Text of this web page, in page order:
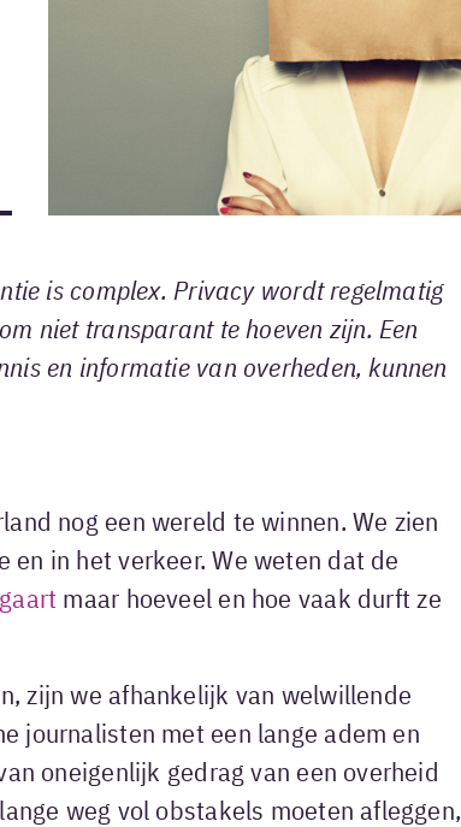
is complex. Privacy wordt regelmatig
niet transparant te hoeven zijn. Een
en informatie van overheden, kunnen
nog een wereld te winnen. We zien
en in het verkeer. We weten dat de
maar hoeveel en hoe vaak durft ze
zijn we afhankelijk van welwillende
journalisten met een lange adem en
oneigenlijk gedrag van een overheid
weg vol obstakels moeten afleggen,